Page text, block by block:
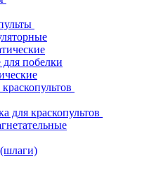
побелки
для краскопультов